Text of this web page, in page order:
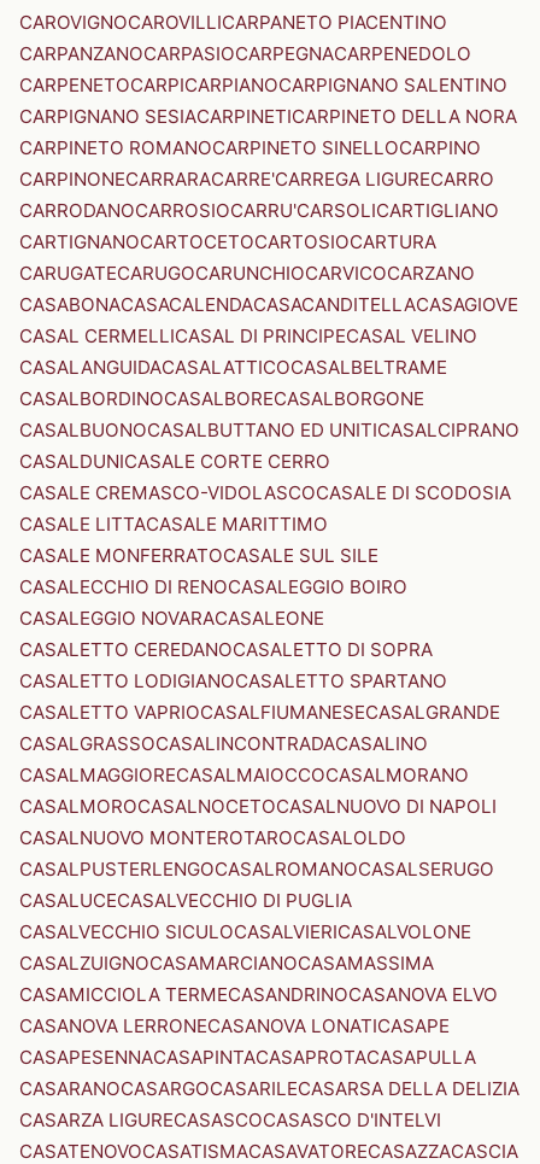
CAROVIGNOCAROVILLICARPANETO PIACENTINO
CARPANZANOCARPASIOCARPEGNACARPENEDOLO
CARPENETOCARPICARPIANOCARPIGNANO SALENTINO
CARPIGNANO SESIACARPINETICARPINETO DELLA NORA
CARPINETO ROMANOCARPINETO SINELLOCARPINO
CARPINONECARRARACARRE'CARREGA LIGURECARRO
CARRODANOCARROSIOCARRU'CARSOLICARTIGLIANO
CARTIGNANOCARTOCETOCARTOSIOCARTURA
CARUGATECARUGOCARUNCHIOCARVICOCARZANO
CASABONACASACALENDACASACANDITELLACASAGIOVE
CASAL CERMELLICASAL DI PRINCIPECASAL VELINO
CASALANGUIDACASALATTICOCASALBELTRAME
CASALBORDINOCASALBORECASALBORGONE
CASALBUONOCASALBUTTANO ED UNITICASALCIPRANO
CASALDUNICASALE CORTE CERRO
CASALE CREMASCO-VIDOLASCOCASALE DI SCODOSIA
CASALE LITTACASALE MARITTIMO
CASALE MONFERRATOCASALE SUL SILE
CASALECCHIO DI RENOCASALEGGIO BOIRO
CASALEGGIO NOVARACASALEONE
CASALETTO CEREDANOCASALETTO DI SOPRA
CASALETTO LODIGIANOCASALETTO SPARTANO
CASALETTO VAPRIOCASALFIUMANESECASALGRANDE
CASALGRASSOCASALINCONTRADACASALINO
CASALMAGGIORECASALMAIOCCOCASALMORANO
CASALMOROCASALNOCETOCASALNUOVO DI NAPOLI
CASALNUOVO MONTEROTAROCASALOLDO
CASALPUSTERLENGOCASALROMANOCASALSERUGO
CASALUCECASALVECCHIO DI PUGLIA
CASALVECCHIO SICULOCASALVIERICASALVOLONE
CASALZUIGNOCASAMARCIANOCASAMASSIMA
CASAMICCIOLA TERMECASANDRINOCASANOVA ELVO
CASANOVA LERRONECASANOVA LONATICASAPE
CASAPESENNACASAPINTACASAPROTACASAPULLA
CASARANOCASARGOCASARILECASARSA DELLA DELIZIA
CASARZA LIGURECASASCOCASASCO D'INTELVI
CASATENOVOCASATISMACASAVATORECASAZZACASCIA